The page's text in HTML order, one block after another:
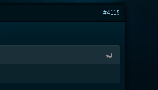
#4115